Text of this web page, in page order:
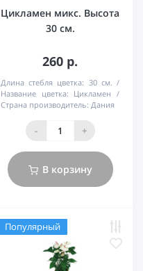
Цикламен микс. Высота
30 см.
260 р.
Длина стебля цветка: 30 см.
Название цветка: Цикламен
Страна производитель: Дания
- +
В корзину
Популярный